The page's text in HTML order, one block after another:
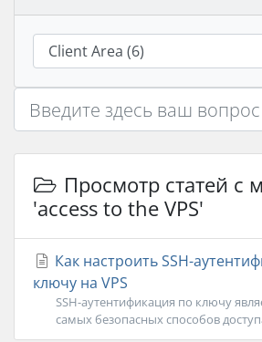
Просмотр статей с
'access to the VPS'
Как настроить SSH-
ключу на VPS
SSH-аутентификация по ключу
самых безопасных способов